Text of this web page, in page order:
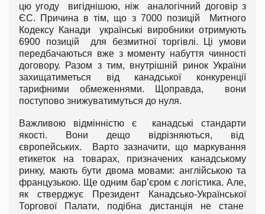
цю угоду вигіднішою, ніж аналогічний договір з
ЄС. Причина в тім, що з 7000 позицій Митного
Кодексу Канади українські виробники отримують
6900 позицій для безмитної торгівлі. Ці умови
передбачаються вже з моменту набуття чинності
договору. Разом з тим, внутрішній ринок України
захищатиметься від канадської конкуренції
тарифними обмеженнями. Щоправда, вони
поступово знижуватимуться до нуля.
Важливою відмінністю є канадські стандарти
якості. Вони дещо відрізняються, від
європейських. Варто зазначити, що маркування
етикеток на товарах, призначених канадському
ринку, мають бути двома мовами: англійською та
французькою. Ще одним бар’єром є логістика. Але,
як стверджує Президент Канадсько-Української
Торгової Палати, подібна дистанція не стане